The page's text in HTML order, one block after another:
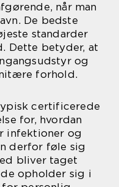
når man
De bedste
standarder
Dette betyder, at
og
forhold.
certificerede
for, hvordan
infektioner og
derfor føle sig
bliver taget
opholder sig i